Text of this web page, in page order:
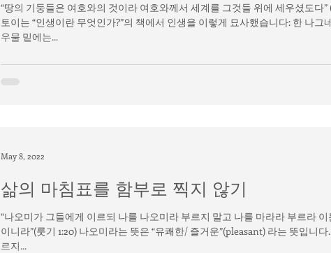
“땅의 기둥들은 여호와의 것이라 여호와께서 세계를 그것들 위에 세우셨도다
토이는 “인생이란 무엇인가?”의 책에서 인생을 이렇게 묘사했습니다: 한 나
우물 밑에는...
삶의 마침표를 함부로 찍지 않기
“나오미가 그들에게 이르되 나를 나오미라 부르지 말고 나를 마라라 부르라
이니라”(룻기 1:20) 나오미라는 뜻은 “유쾌한/ 즐거운”(pleasant) 라는 뜻입니
르지...
May 8, 2022